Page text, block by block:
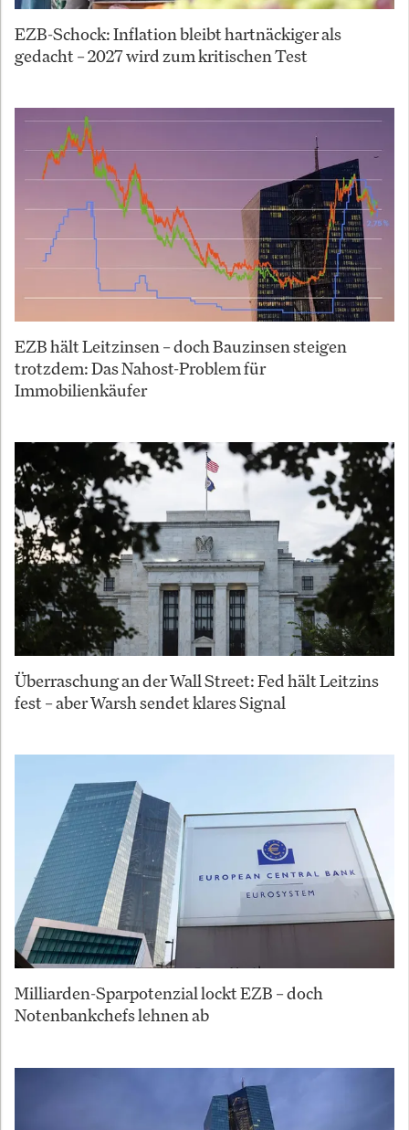
EZB-Schock: Inflation bleibt hartnäckiger als
gedacht – 2027 wird zum kritischen Test
EZB hält Leitzinsen – doch Bauzinsen steigen
trotzdem: Das Nahost-Problem für
Immobilienkäufer
Überraschung an der Wall Street: Fed hält Leitzins
fest – aber Warsh sendet klares Signal
Milliarden-Sparpotenzial lockt EZB – doch
Notenbankchefs lehnen ab